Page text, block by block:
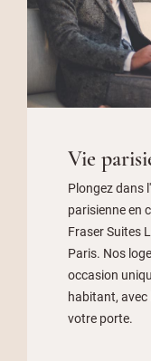
Vie
Plongez dans
parisienne en
Fraser Suites
Paris. Nos
occasion
habitant, avec
votre porte.